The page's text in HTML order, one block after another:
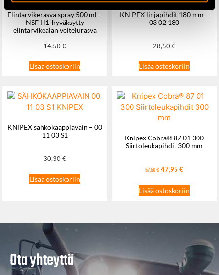
Elintarvikerasva spray 500 ml –
NSF H1-hyväksytty
elintarvikealan voitelurasva
14,50€
Lisää ostoskoriin
KNIPEX linjapihdit 180 mm –
03 02 180
28,50€
Lisää ostoskoriin
KNIPEX sähkökaappiavain – 00
11 03 S1
30,30€
Lisää ostoskoriin
Knipex Cobra® 87 01 300
Siirtoleukapihdit 300 mm
57,50€47,95 €
Lisää ostoskoriin
Ota yhteyttä